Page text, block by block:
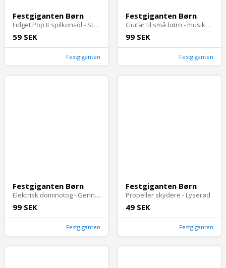
Festgiganten Børn
Fidget Pop It spilkonsol - Standard orange
59 SEK
Festgiganten
Festgiganten Børn
Guitar til små børn - musikalsk legetøj
99 SEK
Festgiganten
Festgiganten Børn
Elektrisk dominotog - Gennemsigtigt tog + 80 dominobrikker
99 SEK
Festgiganten
Festgiganten Børn
Propeller skydere - Lyserød
49 SEK
Festgiganten